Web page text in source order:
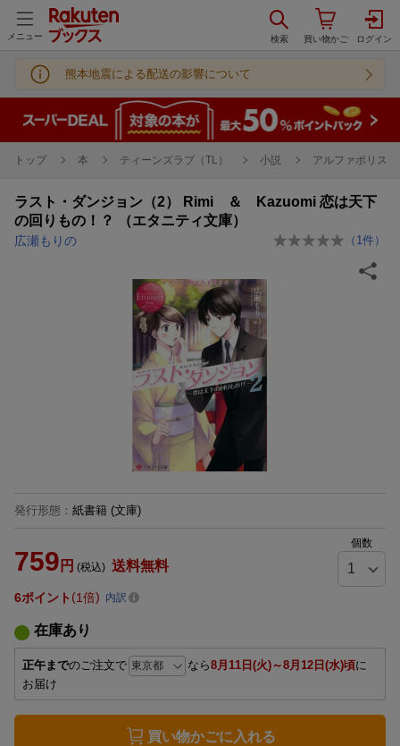
メニュー
熊本地震による配送の影響について
トップ 本 ティーンズラブ（TL） 小説 アルファポリス
ラスト・ダンジョン（2） Rimi ＆ Kazuomi 恋は天下
の回りもの！？ （エタニティ文庫）
広瀬もりの （ 1 件）
発行形態 ： 紙書籍 (文庫)
759 円 (税込) 送料無料
個数
6ポイント 1倍 内訳
在庫あり
正午までのご注文で なら8月11日(火)～8月12日(水)頃に
お届け
買い物かごに入れる